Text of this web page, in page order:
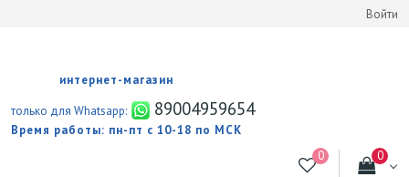
Войти
интернет-магазин
только для Whatsapp:
89004959654
Время работы: пн-пт с 10-18 по МСК